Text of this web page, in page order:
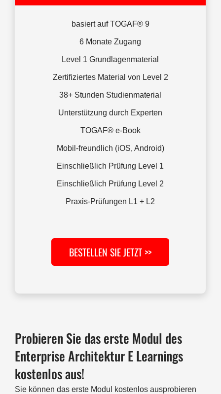
basiert auf TOGAF® 9
6 Monate Zugang
Level 1 Grundlagenmaterial
Zertifiziertes Material von Level 2
38+ Stunden Studienmaterial
Unterstützung durch Experten
TOGAF® e-Book
Mobil-freundlich (iOS, Android)
Einschließlich Prüfung Level 1
Einschließlich Prüfung Level 2
Praxis-Prüfungen L1 + L2
BESTELLEN SIE JETZT >>
Probieren Sie das erste Modul des
Enterprise Architektur E Learnings
kostenlos aus!
Sie können das erste Modul kostenlos ausprobieren